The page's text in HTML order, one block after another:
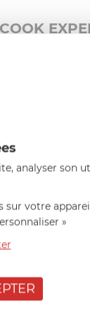
analyser son
sur votre
»